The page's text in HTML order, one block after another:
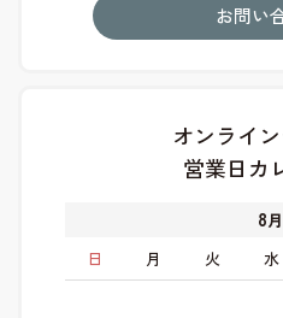
お問い
オンライ
営業日カ
8月
日
月 火 水